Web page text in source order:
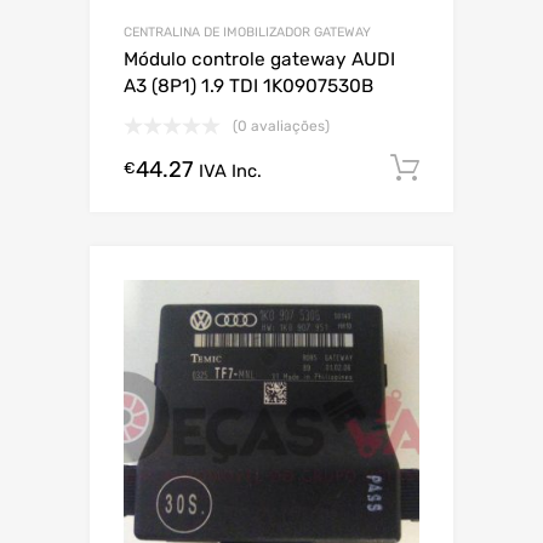
CENTRALINA DE IMOBILIZADOR GATEWAY
Módulo controle gateway AUDI
A3 (8P1) 1.9 TDI 1K0907530B
(0 avaliações)
€44.27 IVA Inc.